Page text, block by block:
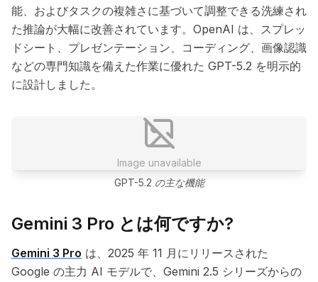
能、およびタスクの複雑さに基づいて調整できる洗練され
た推論が大幅に改善されています。OpenAI は、スプレッ
ドシート、プレゼンテーション、コーディング、画像認識
などの専門知識を備えた作業に優れた GPT-5.2 を明示的
に設計しました。
Image unavailable
GPT-5.2 の主な機能
Gemini 3 Pro とは何ですか?
Gemini 3 Pro は、2025 年 11 月にリリースされた
Google の主力 AI モデルで、Gemini 2.5 シリーズからの